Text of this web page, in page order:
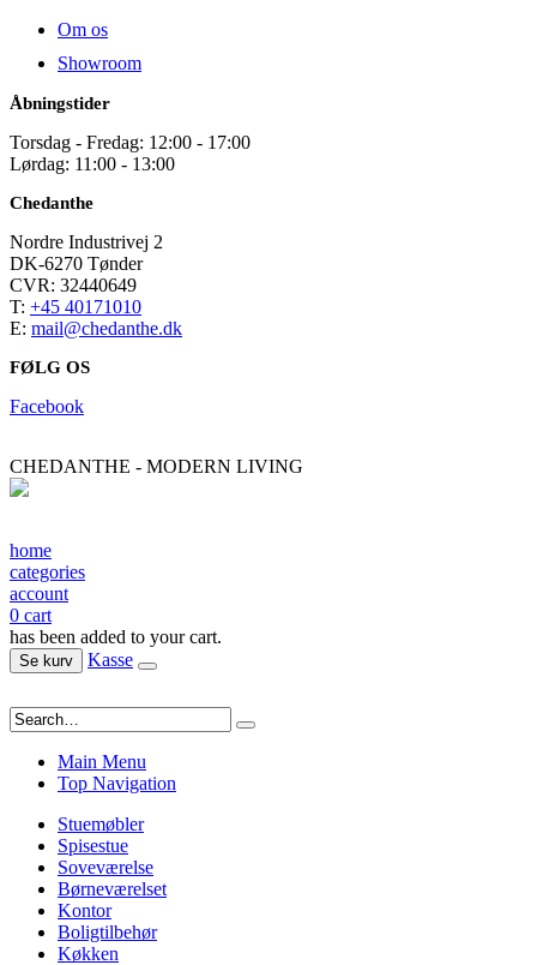
Om os
Showroom
Åbningstider
Torsdag - Fredag: 12:00 - 17:00
Lørdag: 11:00 - 13:00
Chedanthe
Nordre Industrivej 2
DK-6270 Tønder
CVR: 32440649
T: +45 40171010
E: mail@chedanthe.dk
FØLG OS
Facebook
CHEDANTHE - MODERN LIVING
home
categories
account
0 cart
has been added to your cart.
Se kurv Kasse
Main Menu
Top Navigation
Stuemøbler
Spisestue
Soveværelse
Børneværelset
Kontor
Boligtilbehør
Køkken